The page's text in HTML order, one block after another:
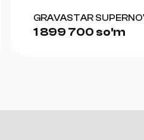
GRAVASTAR
BLUETOOTH SPEAKER
1 899 700 so'm